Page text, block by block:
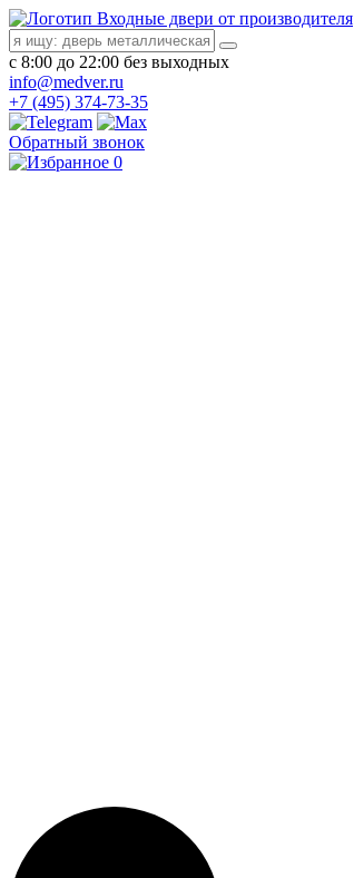
Входные двери от производителя
с 8:00 до 22:00 без выходных
info@medver.ru
+7 (495) 374-73-35
Обратный звонок
0